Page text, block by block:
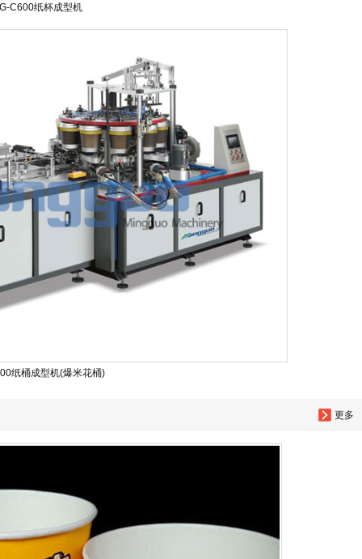
C600纸杯成型机
纸桶成型机(爆米花桶)
更多